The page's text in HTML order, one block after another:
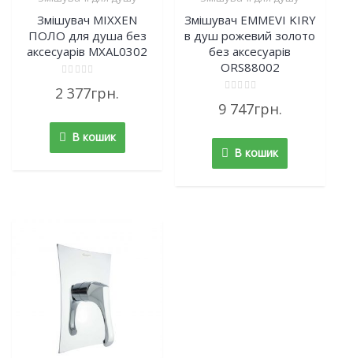
Змішувач MIXXEN
ПОЛО для душа без
аксесуарів MXAL0302
0
5
2 377грн.
В кошик
Змішувач EMMEVI KIRY
в душ рожевий золото
без аксесуарів
ORS88002
0
5
9 747грн.
В кошик